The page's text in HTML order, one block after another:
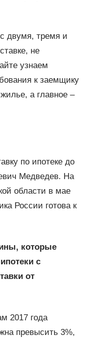
двумя, тремя и
не
узнаем
к заемщику
а главное –
по ипотеке до
Медведев. На
области в мае
России готова к
которые
с
от
2017 года
превысить 3%,